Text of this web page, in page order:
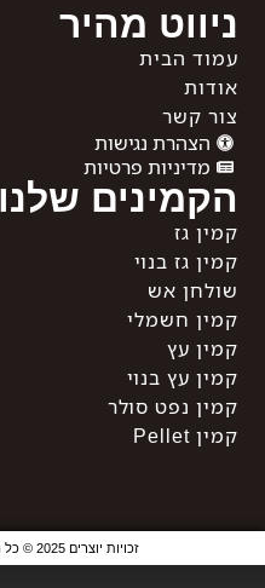
הקמינים שלנו
קמין גז
קמין גז בנוי
שולחן אש
קמין חשמלי
קמין עץ
קמין עץ בנוי
קמין נפט סולר
קמין Pellet
ניווט מהיר
עמוד הבית
אודות
צור קשר
הצהרת נגישות
מדיניות פרטיות
זכויות יוצרים 2025 © כל הזכויות שמורות RAZ FIRE